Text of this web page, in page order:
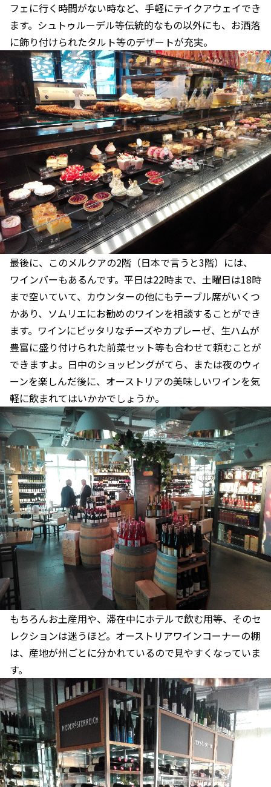
フェに行く時間がない時など、手軽にテイクアウェイでき
ます。シュトゥルーデル等伝統的なもの以外にも、お洒落
に飾り付けられたタルト等のデザートが充実。
最後に、このメルクアの2階（日本で言うと3階）には、
ワインバーもあるんです。平日は22時まで、土曜日は18時
まで空いていて、カウンターの他にもテーブル席がいくつ
かあり、ソムリエにお勧めのワインを相談することができ
ます。ワインにピッタリなチーズやカプレーゼ、生ハムが
豊富に盛り付けられた前菜セット等も合わせて頼むことが
できますよ。日中のショッピングがてら、または夜のウィ
ーンを楽しんだ後に、オーストリアの美味しいワインを気
軽に飲まれてはいかかでしょうか。
もちろんお土産用や、滞在中にホテルで飲む用等、そのセ
レクションは迷うほど。オーストリアワインコーナーの棚
は、産地が州ごとに分かれているので見やすくなっていま
す。